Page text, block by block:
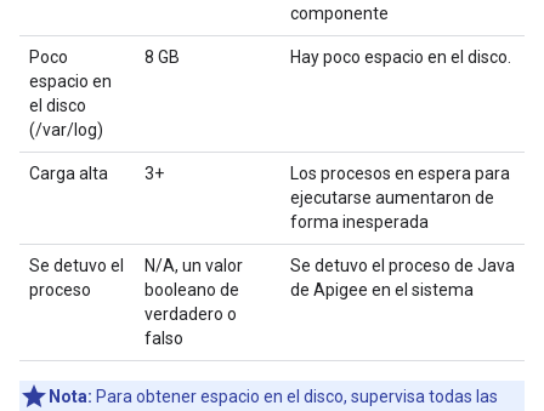
componente
Poco
espacio en
el disco
(/var/log)
8 GB Hay poco espacio en el disco.
Carga alta 3+
Los procesos en espera para
ejecutarse aumentaron de
forma inesperada
Se detuvo el
proceso
N/A, un valor
booleano de
verdadero o
falso
Se detuvo el proceso de Java
de Apigee en el sistema
Nota: Para obtener espacio en el disco, supervisa todas las